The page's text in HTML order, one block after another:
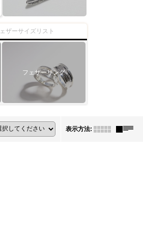
ザーサイズリスト
フェザーリング
表示方法: